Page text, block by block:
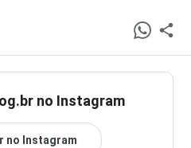
no Instagram
no Instagram